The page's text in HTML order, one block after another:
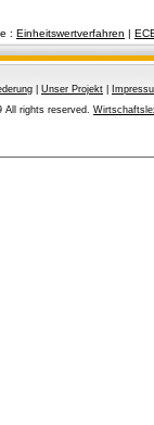
: Einheitswertverfahren |
Unser Projekt
All rights reserved.